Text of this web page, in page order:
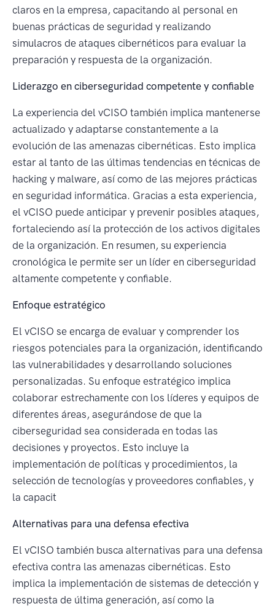
claros en la empresa, capacitando al personal en
buenas prácticas de seguridad y realizando
simulacros de ataques cibernéticos para evaluar la
preparación y respuesta de la organización.
Liderazgo en ciberseguridad competente y confiable
La experiencia del vCISO también implica mantenerse
actualizado y adaptarse constantemente a la
evolución de las amenazas cibernéticas. Esto implica
estar al tanto de las últimas tendencias en técnicas de
hacking y malware, así como de las mejores prácticas
en seguridad informática. Gracias a esta experiencia,
el vCISO puede anticipar y prevenir posibles ataques,
fortaleciendo así la protección de los activos digitales
de la organización. En resumen, su experiencia
cronológica le permite ser un líder en ciberseguridad
altamente competente y confiable.
Enfoque estratégico
El vCISO se encarga de evaluar y comprender los
riesgos potenciales para la organización, identificando
las vulnerabilidades y desarrollando soluciones
personalizadas. Su enfoque estratégico implica
colaborar estrechamente con los líderes y equipos de
diferentes áreas, asegurándose de que la
ciberseguridad sea considerada en todas las
decisiones y proyectos. Esto incluye la
implementación de políticas y procedimientos, la
selección de tecnologías y proveedores confiables, y
la capacit
Alternativas para una defensa efectiva
El vCISO también busca alternativas para una defensa
efectiva contra las amenazas cibernéticas. Esto
implica la implementación de sistemas de detección y
respuesta de última generación, así como la